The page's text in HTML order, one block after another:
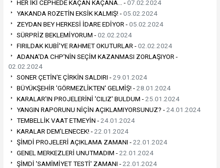
HER İKİ CEPHEDE KAÇAN KAÇANA… -07.02.2024
YAKANDA ROZETİN EKSİK KALMIŞ! -05.02.2024
ZEYDAN BEY HERKESİ İDARE EDİYOR -05.02.2024
SÜRPRİZ BEKLEMİYORUM -02.02.2024
FIRILDAK KUBİ'YE RAHMET OKUTURLAR -02.02.2024
ADANA'DA CHP'NİN SEÇİM KAZANMASI ZORLAŞIYOR -
02.02.2024
SONER ÇETİN'E ÇİRKİN SALDIRI -29.01.2024
BÜYÜKŞEHİR 'GÖRMEZLİKTEN' GELMİŞ! -28.01.2024
KARALAR'IN PROJELERİNİ 'CILIZ' BULDUM -25.01.2024
YANGIN RAPORUNU NİÇİN AÇIKLAMIYORSUNUZ? -24.01.2024
TEMBELLİK VAAT ETMEYİN -24.01.2024
KARALAR DEM'LENECEK! -22.01.2024
ŞİMDİ PROJELERİ AÇIKLAMA ZAMANI -22.01.2024
GENEL MERKEZLERİ UNUTMADIM -22.01.2024
ŞİMDİ 'SAMİMİYET TESTİ' ZAMANI -22.01.2024